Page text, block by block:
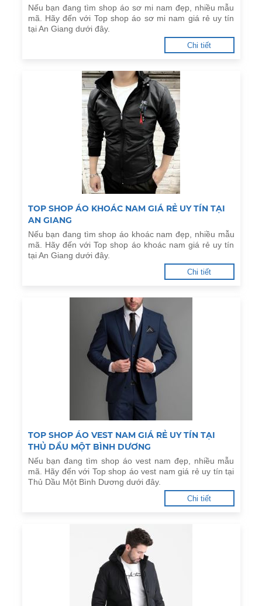
Nếu bạn đang tìm shop áo sơ mi nam đẹp, nhiều mẫu
mã. Hãy đến với Top shop áo sơ mi nam giá rẻ uy tín
tại An Giang dưới đây.
Chi tiết
TOP SHOP ÁO KHOÁC NAM GIÁ RẺ UY TÍN TẠI
AN GIANG
Nếu bạn đang tìm shop áo khoác nam đẹp, nhiều mẫu
mã. Hãy đến với Top shop áo khoác nam giá rẻ uy tín
tại An Giang dưới đây.
Chi tiết
TOP SHOP ÁO VEST NAM GIÁ RẺ UY TÍN TẠI
THỦ DẦU MỘT BÌNH DƯƠNG
Nếu bạn đang tìm shop áo vest nam đẹp, nhiều mẫu
mã. Hãy đến với Top shop áo vest nam giá rẻ uy tín tại
Thủ Dầu Một Bình Dương dưới đây.
Chi tiết